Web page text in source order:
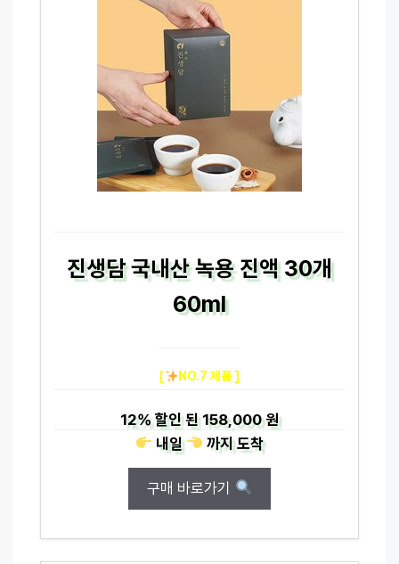
진생담 국내산 녹용 진액 30개
60ml
[ NO.7 제품 ]
12%할인 된158,000 원
내일
까지도착
구매 바로가기